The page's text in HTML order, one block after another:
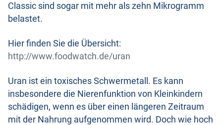
Classic sind sogar mit mehr als zehn Mikrogramm
belastet.
Hier finden Sie die Übersicht:
http://www.foodwatch.de/uran
Uran ist ein toxisches Schwermetall. Es kann
insbesondere die Nierenfunktion von Kleinkindern
schädigen, wenn es über einen längeren Zeitraum
mit der Nahrung aufgenommen wird. Doch wie hoch